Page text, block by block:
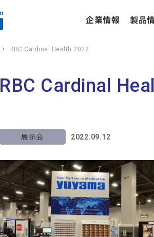
企業情報 製品
RBC Cardinal Health 2022
RBC Cardinal
展示会 2022.09.12